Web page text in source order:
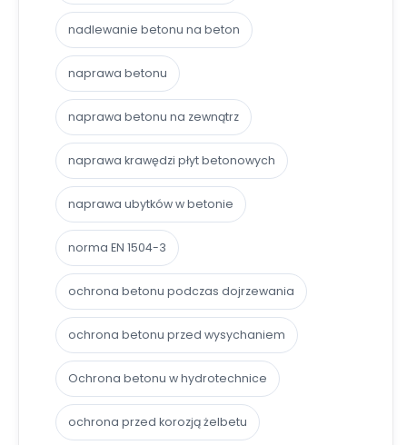
nadlewanie betonu na beton
naprawa betonu
naprawa betonu na zewnątrz
naprawa krawędzi płyt betonowych
naprawa ubytków w betonie
norma EN 1504-3
ochrona betonu podczas dojrzewania
ochrona betonu przed wysychaniem
Ochrona betonu w hydrotechnice
ochrona przed korozją żelbetu